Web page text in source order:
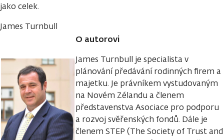
jako celek.
James Turnbull
O autorovi
James Turnbull je specialista v
plánování předávání rodinných firem a
majetku. Je právníkem vystudovaným
na Novém Zélandu a členem
představenstva Asociace pro podporu
a rozvoj svěřenských fondů. Dále je
členem STEP (The Society of Trust and